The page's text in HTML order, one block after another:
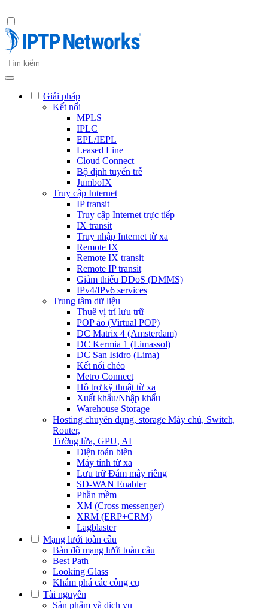
Giải pháp
Kết nối
MPLS
IPLC
EPL/IEPL
Leased Line
Cloud Connect
Bộ định tuyến trễ
JumboIX
Truy cập Internet
IP transit
Truy cập Internet trực tiếp
IX transit
Truy nhập Internet từ xa
Remote IX
Remote IX transit
Remote IP transit
Giảm thiểu DDoS (DMMS)
IPv4/IPv6 services
Trung tâm dữ liệu
Thuê vị trí lưu trữ
POP ảo (Virtual POP)
DC Matrix 4 (Amsterdam)
DC Kermia 1 (Limassol)
DC San Isidro (Lima)
Kết nối chéo
Metro Connect
Hỗ trợ kỹ thuật từ xa
Xuất khẩu/Nhập khẩu
Warehouse Storage
Hosting chuyên dụng, storage Máy chủ, Switch,
Router,
Tường lửa, GPU, AI
Điện toán biên
Máy tính từ xa
Lưu trữ Đám mây riêng
SD-WAN Enabler
Phần mềm
XM (Cross messenger)
XRM (ERP+CRM)
Lagblaster
Mạng lưới toàn cầu
Bản đồ mạng lưới toàn cầu
Best Path
Looking Glass
Khám phá các công cụ
Tài nguyên
Sản phẩm và dịch vụ